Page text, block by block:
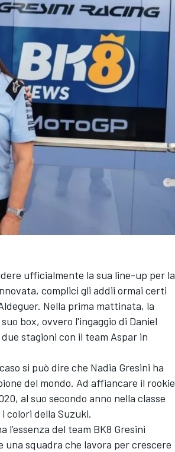
ufficialmente la sua line-up per la
complici gli addii ormai certi
. Nella prima mattinata, la
box, ovvero l'ingaggio di Daniel
stagioni con il team Aspar in
si può dire che Nadia Gresini ha
del mondo. Ad affiancare il rookie
al suo secondo anno nella classe
colori della Suzuki.
del team BK8 Gresini
una squadra che lavora per crescere